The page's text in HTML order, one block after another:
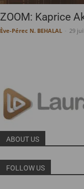
ZOOM: Kaprice
Ève-Pérec N. BEHALAL 29
ABOUT US
FOLLOW US